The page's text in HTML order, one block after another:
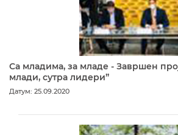
Са младима, за младе - Завршен
млади, сутра лидери”
Датум: 25.09.2020